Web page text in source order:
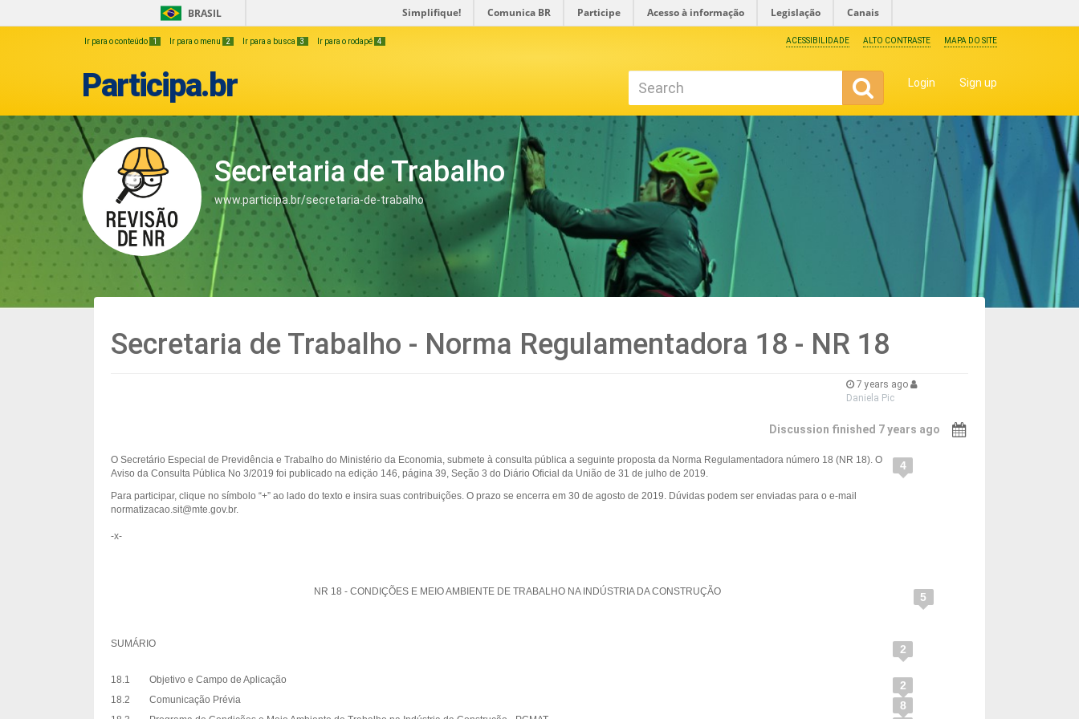
BRASIL Simplifique! Comunica BR Participe Acesso à informação Legislação Canais
Ir para o conteúdo 1 Ir para o menu 2 Ir para a busca 3 Ir para o rodapé 4 ACESSIBILIDADE ALTO CONTRASTE MAPA DO SITE
Participa.br Login Sign up
Secretaria de Trabalho
www.participa.br/secretaria-de-trabalho
Secretaria de Trabalho - Norma Regulamentadora 18 - NR 18
7 years ago
Daniela Pic
Discussion finished 7 years ago
O Secretário Especial de Previdência e Trabalho do Ministério da Economia, submete à consulta pública a seguinte proposta da Norma Regulamentadora número 18 (NR 18). O
Aviso da Consulta Pública No 3/2019 foi publicado na ediçäo 146, página 39, Seção 3 do Diário Oficial da União de 31 de julho de 2019.
4
Para participar, clique no símbolo “+” ao lado do texto e insira suas contribuições. O prazo se encerra em 30 de agosto de 2019. Dúvidas podem ser enviadas para o e-mail
normatizacao.sit@mte.gov.br.
-x-
NR 18 - CONDIÇÕES E MEIO AMBIENTE DE TRABALHO NA INDÚSTRIA DA CONSTRUÇÃO 5
SUMÁRIO 2
18.1 Objetivo e Campo de Aplicação 2
18.2 Comunicação Prévia 8